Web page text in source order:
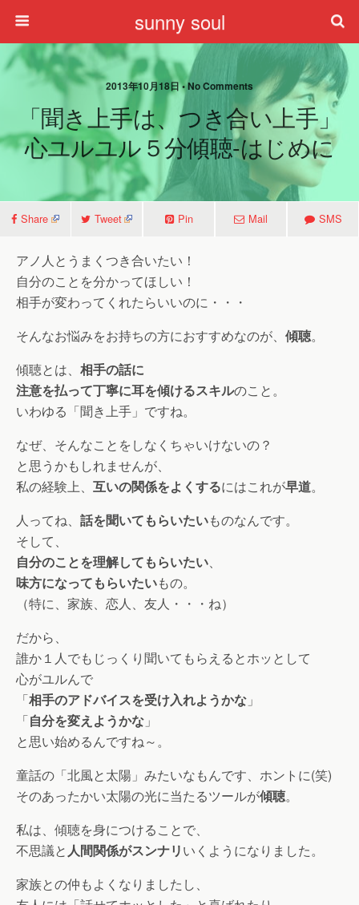
sunny soul
2013年10月18日 • No Comments
「聞き上手は、つき合い上手」
心ユルユル５分傾聴-はじめに
Share Tweet Pin Mail SMS
アノ人とうまくつき合いたい！
自分のことを分かってほしい！
相手が変わってくれたらいいのに・・・
そんなお悩みをお持ちの方におすすめなのが、 傾聴。
傾聴とは、 相手の話に
注意を払って丁寧に耳を傾けるスキルのこと。
いわゆる「聞き上手」ですね。
なぜ、そんなことをしなくちゃいけないの？
と思うかもしれませんが、
私の経験上、 互いの関係をよくするにはこれが早道。
人ってね、 話を聞いてもらいたいものなんです。
そして、
自分のことを理解してもらいたい、
味方になってもらいたいもの。
（特に、家族、恋人、友人・・・ね）
だから、
誰か１人でもじっくり聞いてもらえるとホッとして
心がユルんで
「相手のアドバイスを受け入れようかな 」
「自分を変えようかな 」
と思い始めるんですね～。
童話の「北風と太陽」みたいなもんです、ホントに(笑)
そのあったかい太陽の光に当たるツールが傾聴。
私は、傾聴を身につけることで、
不思議と 人間関係がスンナリいくようになりました。
家族との仲もよくなりましたし、